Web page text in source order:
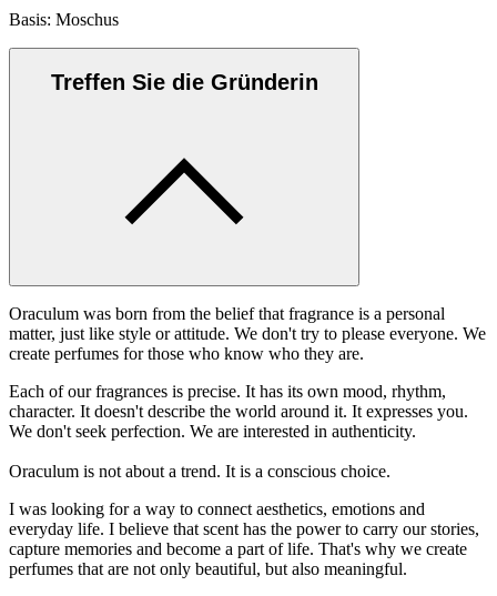
Basis: Moschus
Treffen Sie die Gründerin
Oraculum was born from the belief that fragrance is a personal
matter, just like style or attitude. We don't try to please everyone. We
create perfumes for those who know who they are.
Each of our fragrances is precise. It has its own mood, rhythm,
character. It doesn't describe the world around it. It expresses you.
We don't seek perfection. We are interested in authenticity.
Oraculum is not about a trend. It is a conscious choice.
I was looking for a way to connect aesthetics, emotions and
everyday life. I believe that scent has the power to carry our stories,
capture memories and become a part of life. That's why we create
perfumes that are not only beautiful, but also meaningful.